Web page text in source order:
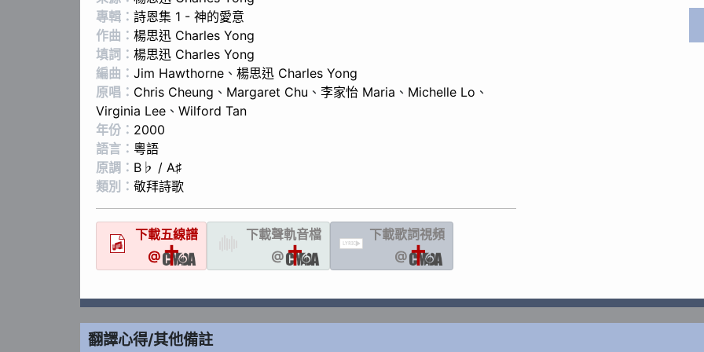
專輯： 詩恩集 1 - 神的愛意
作曲： 楊思迅 Charles Yong
填詞： 楊思迅 Charles Yong
編曲： Jim Hawthorne 、 楊思迅 Charles Yong
原唱： Chris Cheung 、 Margaret Chu 、 李家怡 Maria 、 Michelle Lo 、
Virginia Lee 、 Wilford Tan
年份： 2000
語言： 粵語
原調： B♭ / A♯
類別： 敬拜詩歌
下載五線譜
@
下載聲軌音檔
@
LYRIC
下載歌詞視頻
@
翻譯心得/其他備註